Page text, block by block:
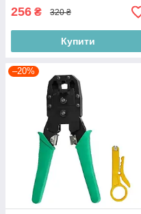
256 ₴ 320 ₴
Купити
–20%